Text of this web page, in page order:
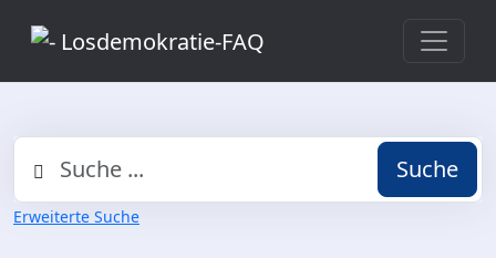
Suche
Erweiterte Suche